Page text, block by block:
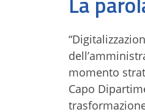
momento
Capo